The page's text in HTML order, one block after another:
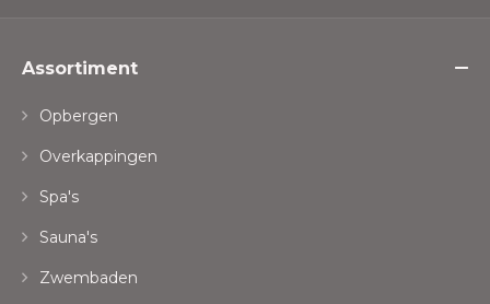
Assortiment
Opbergen
Overkappingen
Spa's
Sauna's
Zwembaden